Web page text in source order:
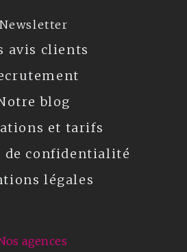
Newsletter
avis clients
blog
et tarifs
de confidentialité
légales
agences